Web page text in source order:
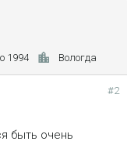
1994 Вологда
#2
быть очень